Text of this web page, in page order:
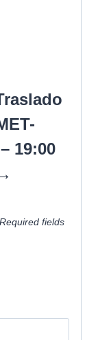
19:00
Required fields